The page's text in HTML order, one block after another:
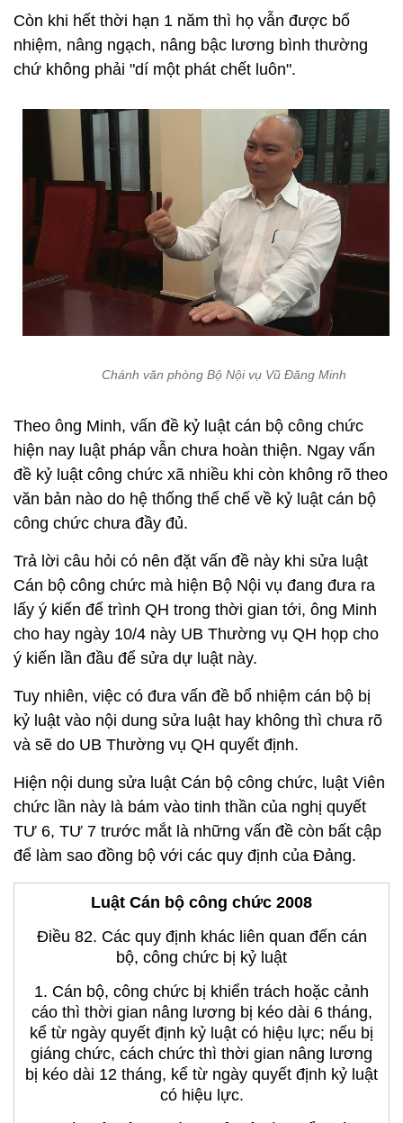
Còn khi hết thời hạn 1 năm thì họ vẫn được bổ
nhiệm, nâng ngạch, nâng bậc lương bình thường
chứ không phải "dí một phát chết luôn".
Chánh văn phòng Bộ Nội vụ Vũ Đăng Minh
Theo ông Minh, vấn đề kỷ luật cán bộ công chức
hiện nay luật pháp vẫn chưa hoàn thiện. Ngay vấn
đề kỷ luật công chức xã nhiều khi còn không rõ theo
văn bản nào do hệ thống thể chế về kỷ luật cán bộ
công chức chưa đầy đủ.
Trả lời câu hỏi có nên đặt vấn đề này khi sửa luật
Cán bộ công chức mà hiện Bộ Nội vụ đang đưa ra
lấy ý kiến để trình QH trong thời gian tới, ông Minh
cho hay ngày 10/4 này UB Thường vụ QH họp cho
ý kiến lần đầu để sửa dự luật này.
Tuy nhiên, việc có đưa vấn đề bổ nhiệm cán bộ bị
kỷ luật vào nội dung sửa luật hay không thì chưa rõ
và sẽ do UB Thường vụ QH quyết định.
Hiện nội dung sửa luật Cán bộ công chức, luật Viên
chức lần này là bám vào tinh thần của nghị quyết
TƯ 6, TƯ 7 trước mắt là những vấn đề còn bất cập
để làm sao đồng bộ với các quy định của Đảng.
Luật Cán bộ công chức 2008
Điều 82. Các quy định khác liên quan đến cán
bộ, công chức bị kỷ luật
1. Cán bộ, công chức bị khiển trách hoặc cảnh
cáo thì thời gian nâng lương bị kéo dài 6 tháng,
kể từ ngày quyết định kỷ luật có hiệu lực; nếu bị
giáng chức, cách chức thì thời gian nâng lương
bị kéo dài 12 tháng, kể từ ngày quyết định kỷ luật
có hiệu lực.